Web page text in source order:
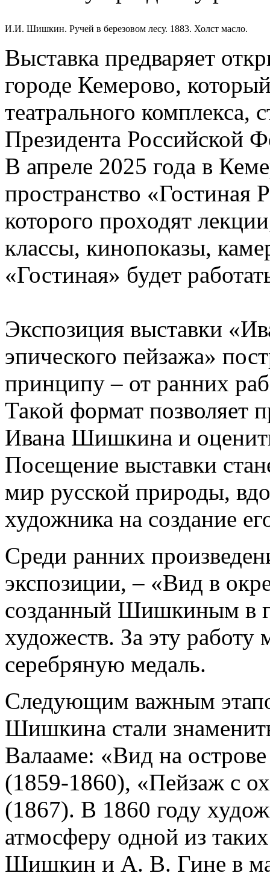
И.И. Шишкин. Ручей в березовом лесу. 1883. Холст масло.
Выставка предваряет
городе Кемерово,
театрального
Президента Российской
В апреле 2025 года в
пространство «Гостиная
которого проходят
классы, кинопоказы,
«Гостиная» будет
Экспозиция выставки
эпического пейзажа»
принципу – от ранних
Такой формат позволяет
Ивана Шишкина и
Посещение выставки
мир русской природы,
художника на создание
Среди ранних
экспозиции, – «Вид в
созданный Шишкиным в
художеств. За эту
серебряную медаль.
Следующим важным
Шишкина стали
Валааме: «Вид на
(1859-1860), «Пейзаж с
(1867). В 1860 году
атмосферу одной из
Шишкин и А. В. Гине в